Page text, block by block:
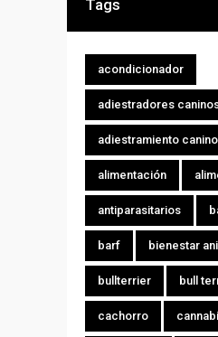
Tags
acondicionador
adiestradores
adiestramiento canino
alimentación
antiparasitarios
barf bienestar
bullterrier bull
cachorro